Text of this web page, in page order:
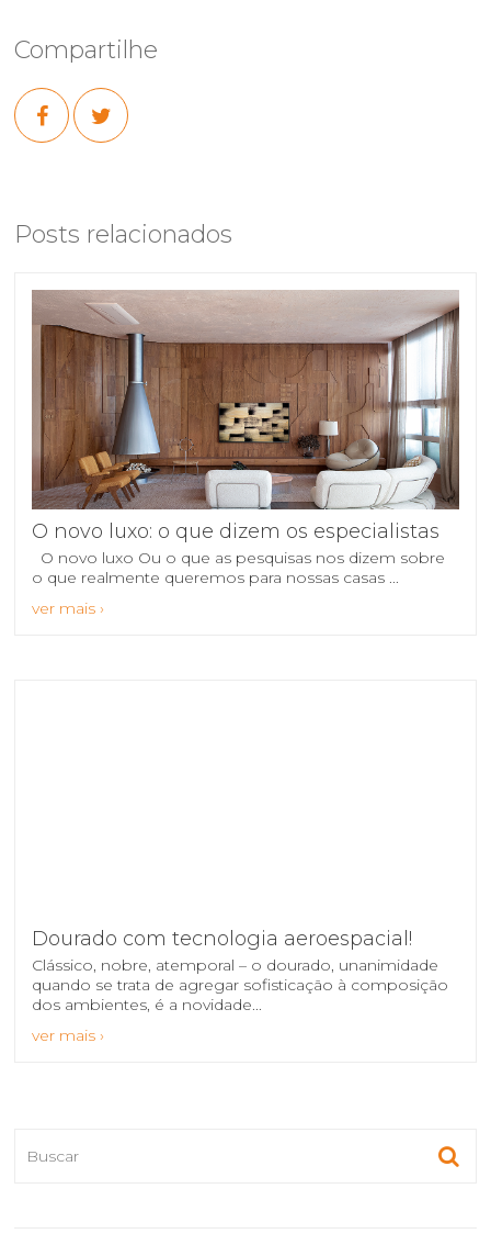
Compartilhe
Posts relacionados
O novo luxo: o que dizem os especialistas
O novo luxo Ou o que as pesquisas nos dizem sobre
o que realmente queremos para nossas casas ...
ver mais ›
Dourado com tecnologia aeroespacial!
Clássico, nobre, atemporal – o dourado, unanimidade
quando se trata de agregar sofisticação à composição
dos ambientes, é a novidade...
ver mais ›